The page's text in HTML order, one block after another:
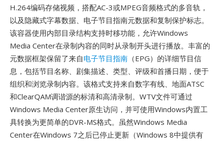
H.264编码存储视频，搭配AC-3或MPEG音频格式的多音轨，
以及隐藏式字幕数据、电子节目指南元数据和复制保护标志。
该容器使用内部目录结构支持时移功能，允许Windows
Media Center在录制内容的同时从录制开头进行播放。丰富的
元数据框架保留了来自电子节目指南 （EPG）的详细节目信
息，包括节目名称、剧集描述、类型、评级和首播日期，便于
组织和浏览录制内容。该格式支持来自数字有线、地面ATSC
和ClearQAM调谐源的标清和高清录制。WTV文件可通过
Windows Media Center原生访问，并可使用Windows内置工
具转换为更简单的DVR-MS格式。虽然Windows Media
Center在Windows 7之后已停止更新（Windows 8中提供有